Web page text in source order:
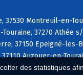
des statistiques
37530 Montreuil-en-
37270 Athée
37150 Epeigné-les-
Auzouer-en-